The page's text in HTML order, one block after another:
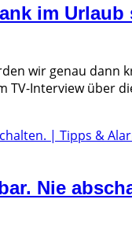
im Urlaub
wir genau dann
TV-Interview über
Nie